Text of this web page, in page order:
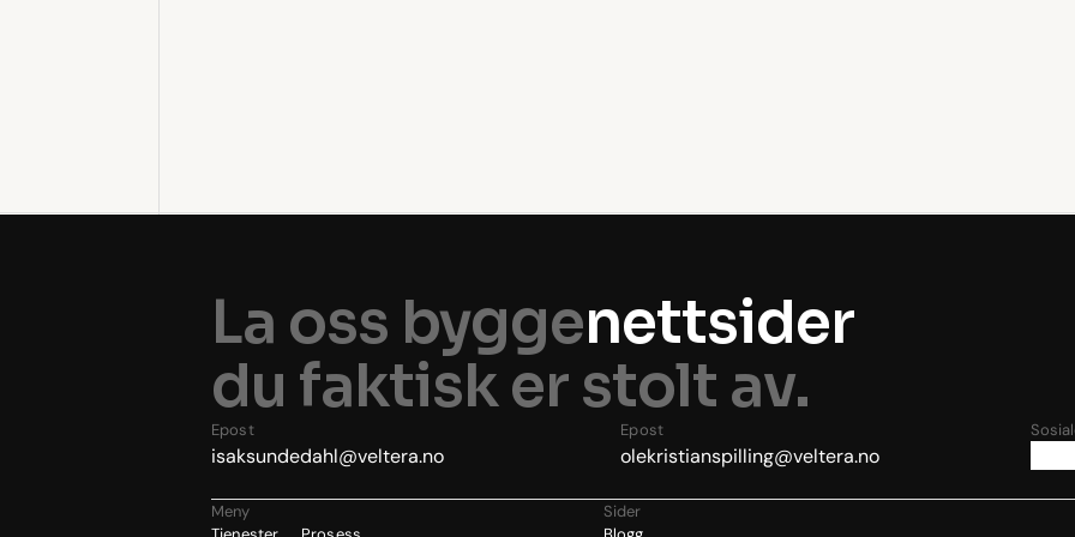
La oss byggenettsider
du faktisk er stolt av.
Epost
isaksundedahl@veltera.no
Epost
olekristianspilling@veltera.no
Meny
Sider